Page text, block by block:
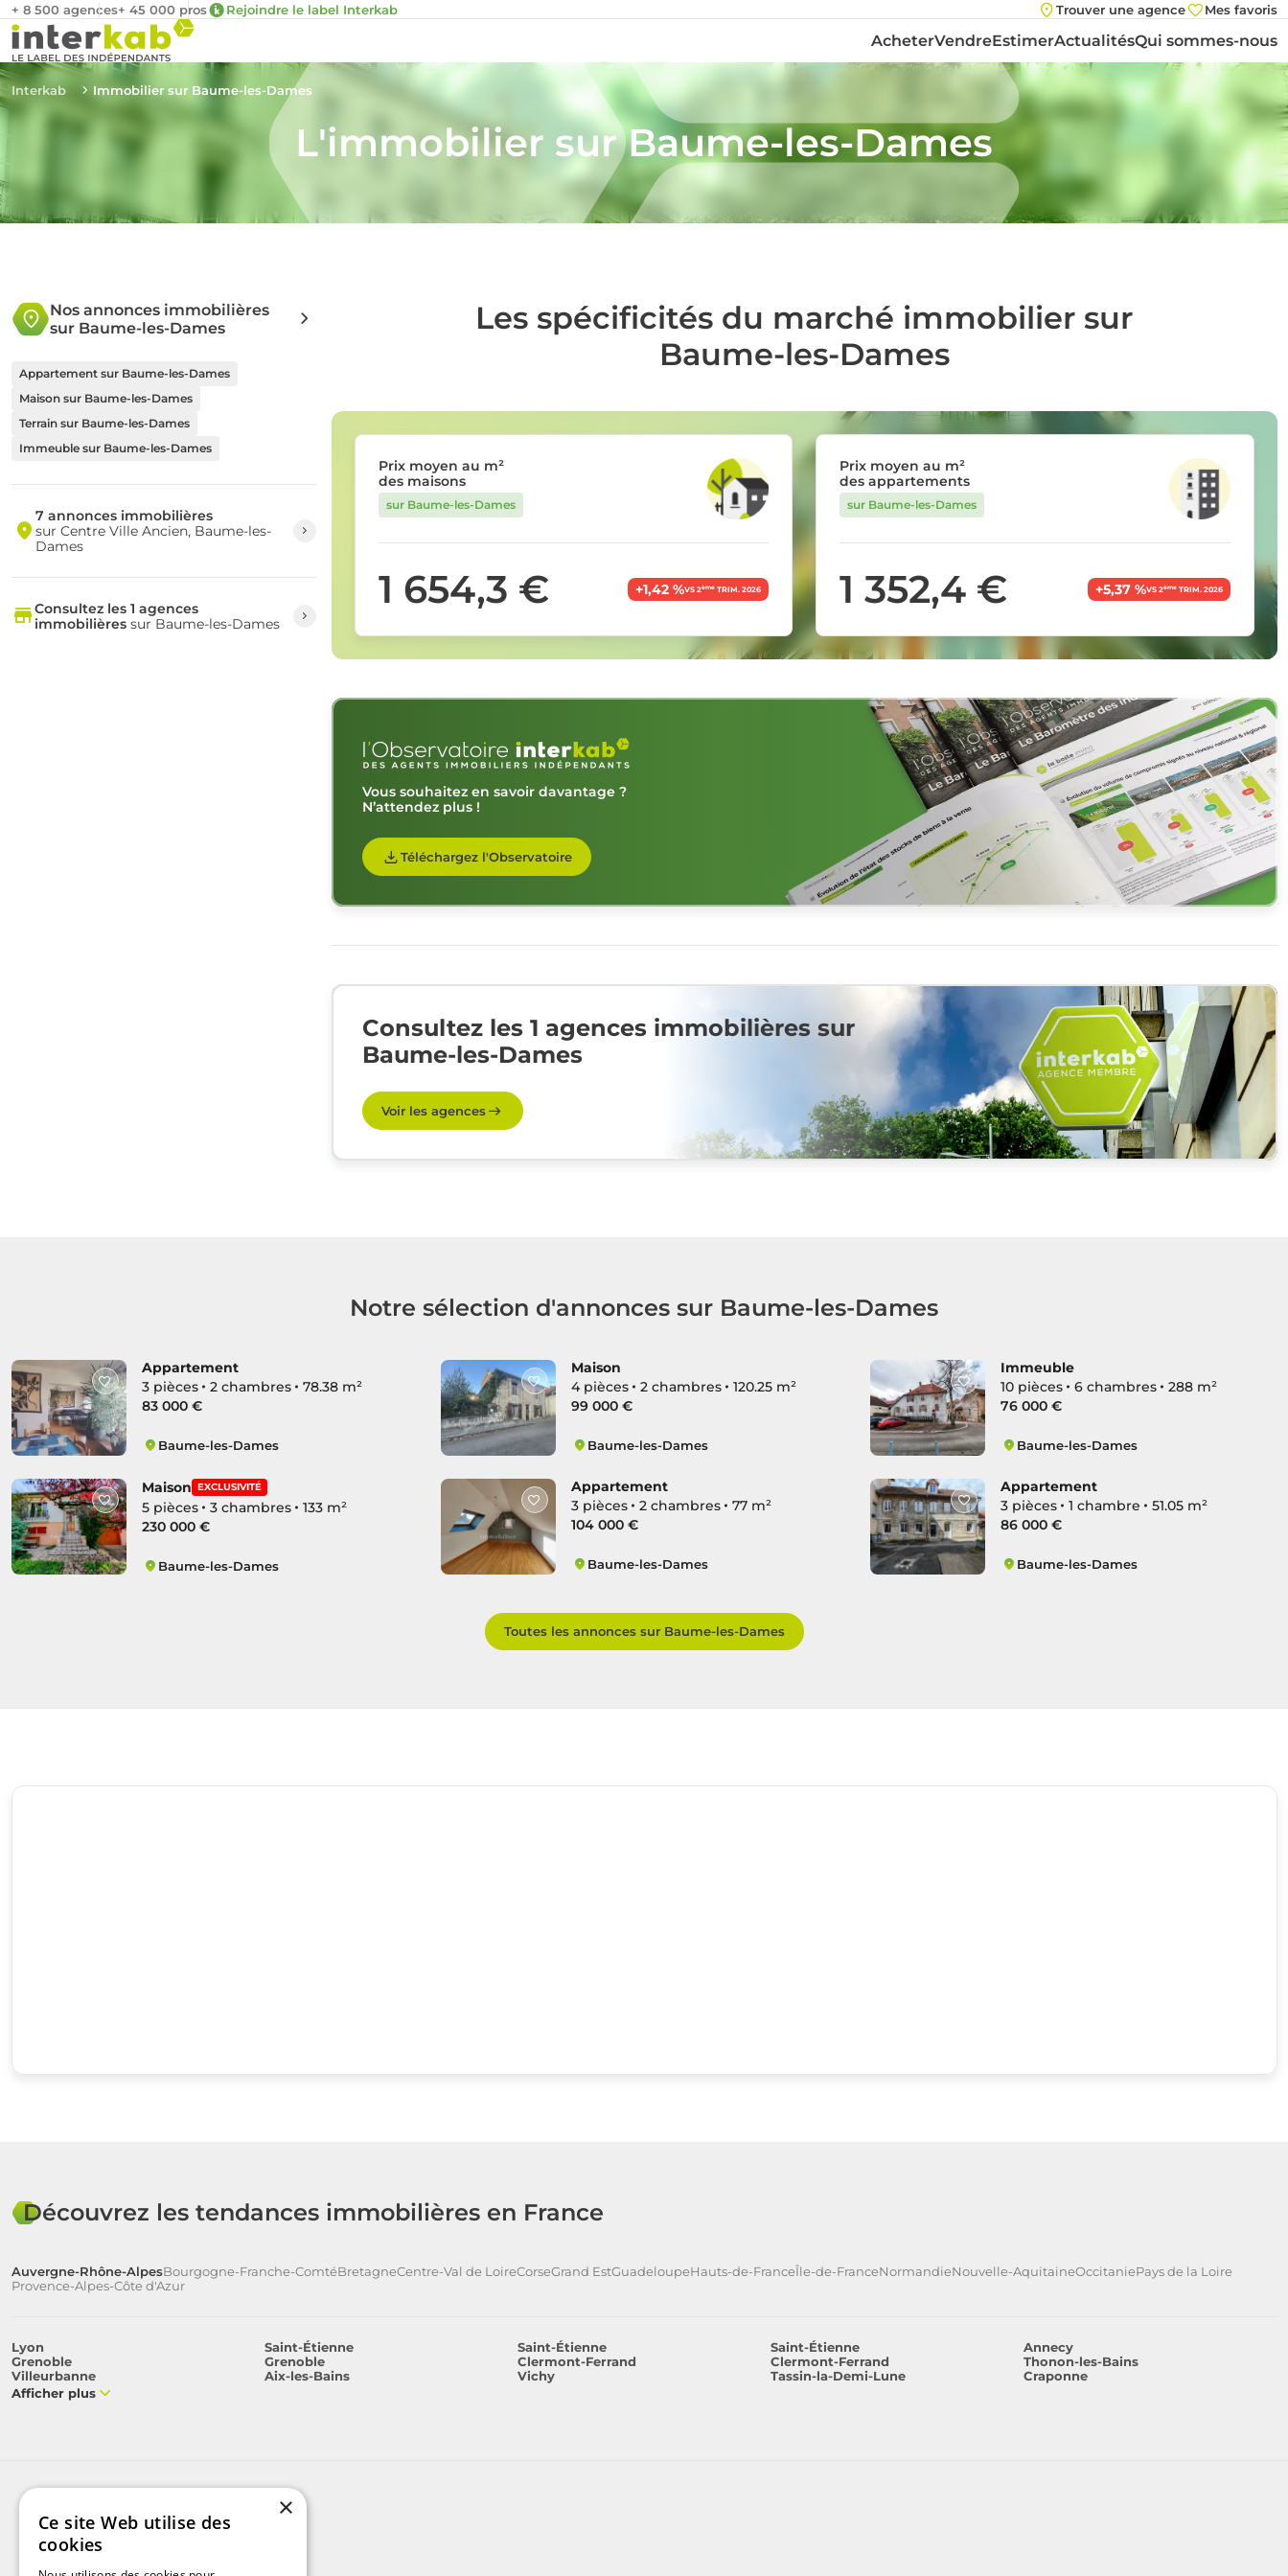
+ 8 500 agences+ 45 000 pros Rejoindre le label Interkab Trouver une agence Mes favoris
AcheterVendreEstimerActualitésQui sommes-nous
Interkab Immobilier sur Baume-les-Dames
L'immobilier sur Baume-les-Dames
Nos annonces immobilières
sur Baume-les-Dames
Appartement sur Baume-les-Dames
Maison sur Baume-les-Dames
Terrain sur Baume-les-Dames
Immeuble sur Baume-les-Dames
7 annonces immobilières
sur Centre Ville Ancien, Baume-les-
Dames
Consultez les 1 agences
immobilièressur Baume-les-Dames
Les spécificités du marché immobilier sur
Baume-les-Dames
Prix moyen au m²
des maisons
sur Baume-les-Dames
1 654,3 € +1,42 %VS 2ème TRIM. 2026
Prix moyen au m²
des appartements
sur Baume-les-Dames
1 352,4 € +5,37 %VS 2èmeTRIM. 2026
Vous souhaitez en savoir davantage ?
N’attendez plus !
Téléchargez l'Observatoire
Consultez les 1 agences immobilières sur
Baume-les-Dames
Voir les agences
Notre sélection d'annonces sur Baume-les-Dames
Appartement
3 pièces
2 chambres
78.38 m²
83 000 €
Baume-les-Dames
Maison
4 pièces
2 chambres
120.25 m²
99 000 €
Baume-les-Dames
Immeuble
10 pièces
6 chambres
288 m²
76 000 €
Baume-les-Dames
Maison EXCLUSIVITÉ
5 pièces 3 chambres
133 m²
230 000 €
Baume-les-Dames
Appartement
3 pièces
2 chambres
77 m²
104 000 €
Baume-les-Dames
Appartement
3 pièces
1 chambre
51.05 m²
86 000 €
Baume-les-Dames
Toutes les annonces sur Baume-les-Dames
Découvrez les tendances immobilières en France
Auvergne-Rhône-AlpesBourgogne-Franche-ComtéBretagneCentre-Val de LoireCorseGrand EstGuadeloupeHauts-de-FranceÎle-de-FranceNormandieNouvelle-AquitaineOccitaniePays de la Loire
Provence-Alpes-Côte d'Azur
Lyon Saint-Étienne Saint-Étienne Saint-Étienne
Annecy
Grenoble
Grenoble Clermont-Ferrand Clermont-Ferrand
Thonon-les-Bains
Villeurbanne
Aix-les-Bains Vichy Tassin-la-Demi-Lune
Craponne
Afficher plus
×
Ce site Web utilise des
cookies